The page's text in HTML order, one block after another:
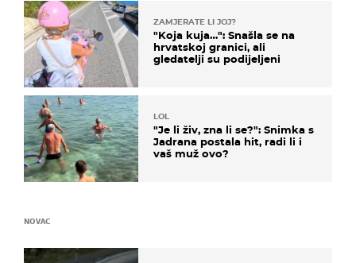
ZAMJERATE LI JOJ?
"Koja kuja…": Snašla se na
hrvatskoj granici, ali
gledatelji su podijeljeni
LOL
"Je li živ, zna li se?": Snimka s
Jadrana postala hit, radi li i
vaš muž ovo?
NOVAC